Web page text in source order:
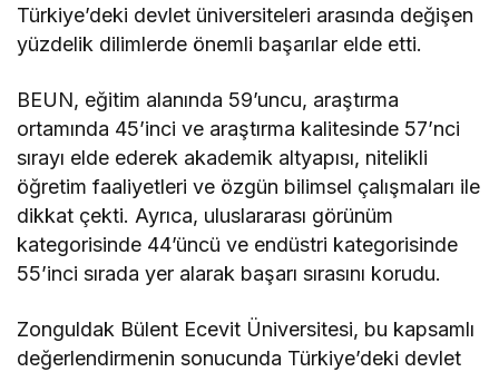
Türkiye’deki devlet üniversiteleri arasında değişen
yüzdelik dilimlerde önemli başarılar elde etti.
BEUN, eğitim alanında 59’uncu, araştırma
ortamında 45’inci ve araştırma kalitesinde 57’nci
sırayı elde ederek akademik altyapısı, nitelikli
öğretim faaliyetleri ve özgün bilimsel çalışmaları ile
dikkat çekti. Ayrıca, uluslararası görünüm
kategorisinde 44’üncü ve endüstri kategorisinde
55’inci sırada yer alarak başarı sırasını korudu.
Zonguldak Bülent Ecevit Üniversitesi, bu kapsamlı
değerlendirmenin sonucunda Türkiye’deki devlet